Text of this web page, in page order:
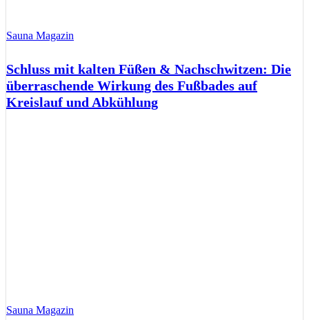
Sauna Magazin
Schluss mit kalten Füßen & Nachschwitzen: Die
überraschende Wirkung des Fußbades auf
Kreislauf und Abkühlung
Sauna Magazin